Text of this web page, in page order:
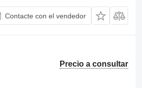
Contacte con el vendedor
Precio a consultar